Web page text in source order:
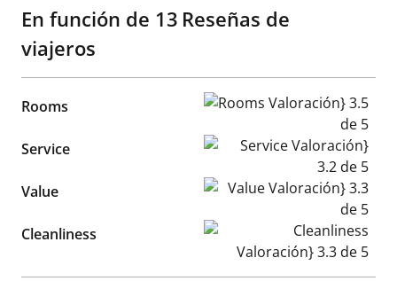
En función de 13 Reseñas de
viajeros
Rooms Rooms Valoración} 3.5 de 5
Service Service Valoración} 3.2 de 5
Value Value Valoración} 3.3 de 5
Cleanliness Cleanliness Valoración} 3.3